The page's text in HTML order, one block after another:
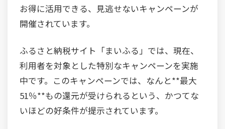
お得に活用できる、見逃せないキャンペーンが
開催されています。
ふるさと納税サイト「まいふる」では、現在、
利用者を対象とした特別なキャンペーンを実施
中です。このキャンペーンでは、なんと**最大
51％**もの還元が受けられるという、かつてな
いほどの好条件が提示されています。